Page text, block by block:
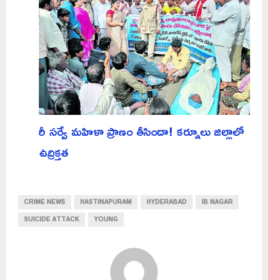
రీ సర్వే మహిళా ప్రాణం తీసిందా! కర్నూలు జిల్లాలో
ఉద్రిక్తత
CRIME NEWS HASTINAPURAM HYDERABAD
IB NAGAR
SUICIDE ATTACK
YOUNG